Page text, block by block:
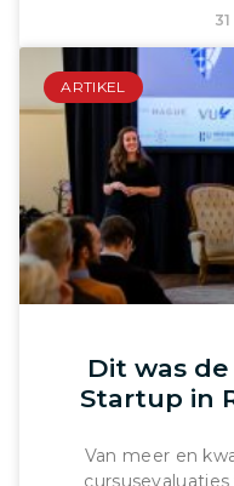
ARTIKEL
Dit was
Startup in
Van meer en